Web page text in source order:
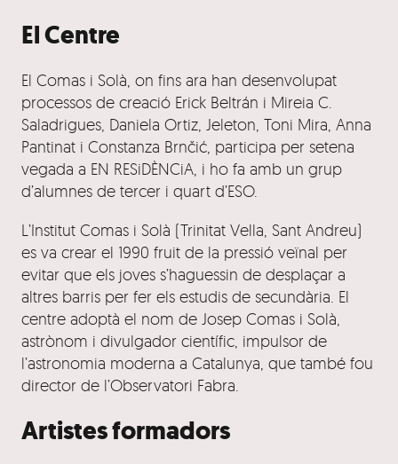
El Centre
El Comas i Solà, on fins ara han desenvolupat
processos de creació Erick Beltrán i Mireia C.
Saladrigues, Daniela Ortiz, Jeleton, Toni Mira, Anna
Pantinat i Constanza Brnčić, participa per setena
vegada a EN RESiDÈNCiA, i ho fa amb un grup
d’alumnes de tercer i quart d’ESO.
L’Institut Comas i Solà (Trinitat Vella, Sant Andreu)
es va crear el 1990 fruit de la pressió veïnal per
evitar que els joves s’haguessin de desplaçar a
altres barris per fer els estudis de secundària. El
centre adoptà el nom de Josep Comas i Solà,
astrònom i divulgador científic, impulsor de
l’astronomia moderna a Catalunya, que també fou
director de l’Observatori Fabra.
Artistes formadors